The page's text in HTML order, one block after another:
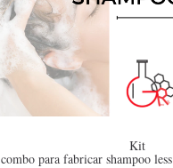
combo para fabricar shampoo less